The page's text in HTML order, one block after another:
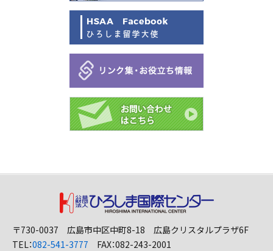
〒730-0037 広島市中区中町8-18 広島クリスタルプラザ6F
TEL：082-541-3777 FAX：082-243-2001